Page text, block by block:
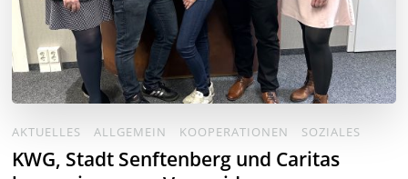
AKTUELLES ALLGEMEIN KOOPERATIONEN SOZIALES
KWG, Stadt Senftenberg und Caritas